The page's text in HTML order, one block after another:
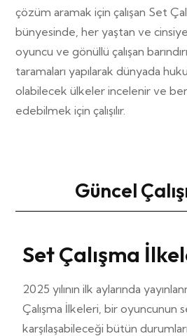
çözüm aramak için çalışan Set
bünyesinde, her yaştan ve
oyuncu ve gönüllü çalışan
taramaları yapılarak dünyada
olabilecek ülkeler incelenir ve
edebilmek için çalışılır.
Güncel
Set Çalışma
2025 yılının ilk aylarında
Çalışma İlkeleri, bir oyuncunun
karşılaşabileceği bütün